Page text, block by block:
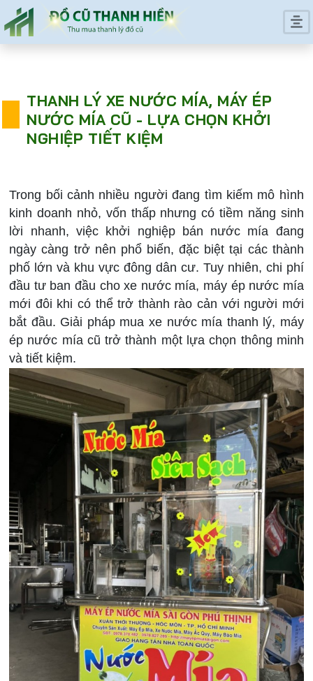
THANH LÝ XE NƯỚC MÍA, MÁY ÉP
NƯỚC MÍA CŨ - LỰA CHỌN KHỞI
NGHIỆP TIẾT KIỆM
Trong bối cảnh nhiều người đang tìm kiếm mô hình
kinh doanh nhỏ, vốn thấp nhưng có tiềm năng sinh
lời nhanh, việc khởi nghiệp bán nước mía đang
ngày càng trở nên phổ biến, đặc biệt tại các thành
phố lớn và khu vực đông dân cư. Tuy nhiên, chi phí
đầu tư ban đầu cho xe nước mía, máy ép nước mía
mới đôi khi có thể trở thành rào cản với người mới
bắt đầu. Giải pháp mua xe nước mía thanh lý, máy
ép nước mía cũ trở thành một lựa chọn thông minh
và tiết kiệm.